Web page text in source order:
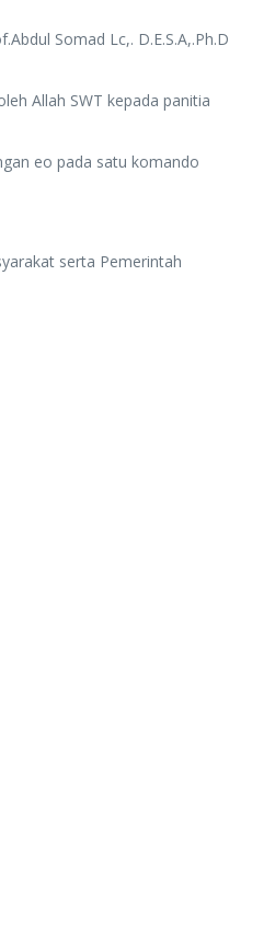
Somad Lc,. D.E.S.A,.Ph.D
Allah SWT kepada panitia
eo pada satu komando
serta Pemerintah